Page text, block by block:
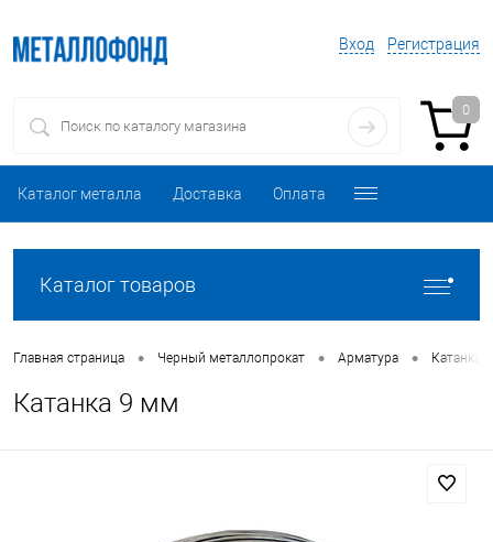
Вход Регистрация
0
Каталог металла Доставка Оплата
Каталог товаров
Главная страница • Черный металлопрокат • Арматура • Катанка
Катанка 9 мм